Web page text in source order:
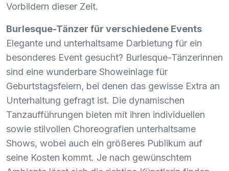
Vorbildern dieser Zeit.
Burlesque-Tänzer für verschiedene Events
Elegante und unterhaltsame Darbietung für ein
besonderes Event gesucht? Burlesque-Tänzerinnen
sind eine wunderbare Showeinlage für
Geburtstagsfeiern, bei denen das gewisse Extra an
Unterhaltung gefragt ist. Die dynamischen
Tanzaufführungen bieten mit ihren individuellen
sowie stilvollen Choreografien unterhaltsame
Shows, wobei auch ein größeres Publikum auf
seine Kosten kommt. Je nach gewünschtem